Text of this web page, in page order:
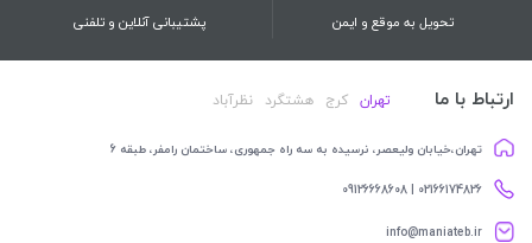
تحویل به موقع و ایمن پشتیبانی آنلاین و تلفنی
ارتباط با ما تهران کرج هشتگرد نظرآباد
تهران،خیابان ولیعصر، نرسیده به سه راه جمهوری، ساختمان رامفر، طبقه 6
02166174826 | 09126668608
info@maniateb.ir